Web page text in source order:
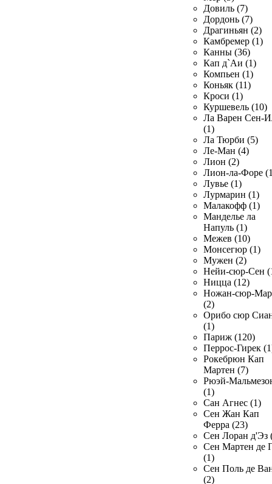
Довиль (7)
Дордонь (7)
Драгиньян (2)
Камбремер (1)
Канны (36)
Кап д`Аи (1)
Компьен (1)
Коньяк (11)
Кроси (1)
Куршевель (10)
Ла Варен Сен-
(1)
Ла Тюрби (5)
Ле-Ман (4)
Лион (2)
Лион-ла-Форе
Лувье (1)
Лурмарин (1)
Малакофф (1)
Манделье ла
Напуль (1)
Межев (10)
Монсегюр (1)
Мужен (2)
Нейи-сюр-Сен
Ницца (12)
Ножан-сюр-
(2)
Орибо сюр
(1)
Париж (120)
Перрос-Гирек
Рокебрюн Кап
Мартен (7)
Рюэй-
(1)
Сан Агнес (1)
Сен Жан Кап
Ферра (23)
Сен Лоран д'Эз
Сен Мартен де
(1)
Сен Поль де
(2)